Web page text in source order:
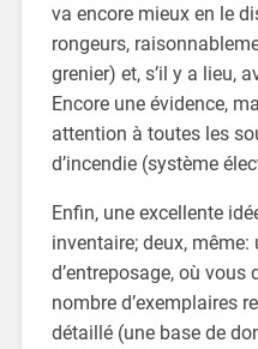
va encore mieux en le
rongeurs,
grenier) et, s’il y a lieu,
Encore une évidence,
attention à toutes les
d’incendie (système
Enfin, une excellente
inventaire; deux, même:
d’entreposage, où
nombre d’exemplaires
détaillé (une base de